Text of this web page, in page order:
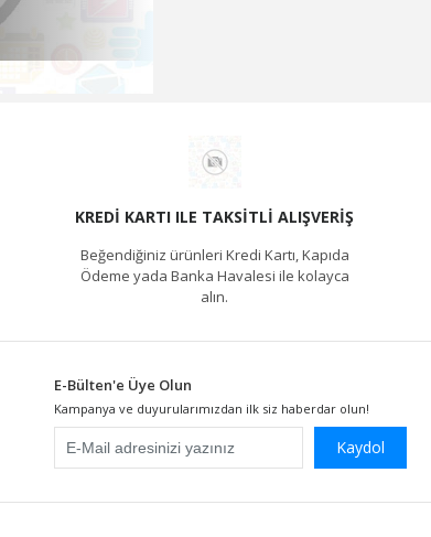
KREDI KARTI ILE TAKSITLI ALIŞVERIŞ
Beğendiğiniz ürünleri Kredi Kartı, Kapıda
Ödeme yada Banka Havalesi ile kolayca
alın.
E-Bülten'e Üye Olun
Kampanya ve duyurularımızdan ilk siz haberdar olun!
Kaydol